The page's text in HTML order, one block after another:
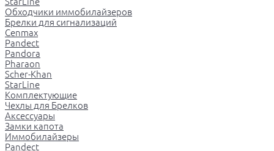
Обходчики иммобилайзеров
Брелки для сигнализаций
Cenmax
Pandect
Pandora
Pharaon
Scher-Khan
StarLine
Комплектующие
Чехлы для Брелков
Аксессуары
Замки капота
Иммобилайзеры
Pandect